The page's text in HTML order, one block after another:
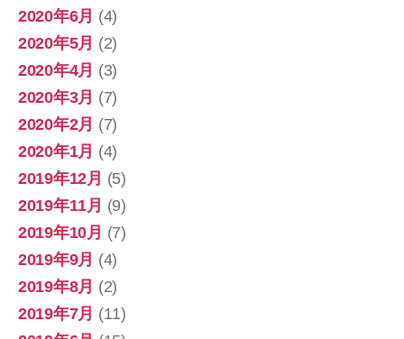
2020年6月 (4)
2020年5月 (2)
2020年4月 (3)
2020年3月 (7)
2020年2月 (7)
2020年1月 (4)
2019年12月 (5)
2019年11月 (9)
2019年10月 (7)
2019年9月 (4)
2019年8月 (2)
2019年7月 (11)